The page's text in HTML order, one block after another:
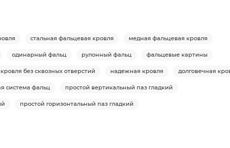
стальная фальцевая кровля медная фальцевая кровля
одинарный фальц рулонный фальц фальцевые картины
кровля без сквозных отверстий надежная кровля долговечная
система фальц простой вертикальный паз гладкий
простой горизонтальный паз гладкий